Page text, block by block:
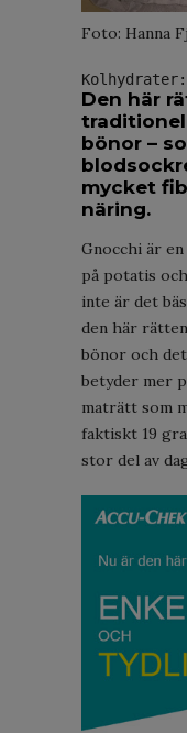
Foto: Hanna
Den här
bönor –
mycket
näring.
Gnocchi är
på potatis
inte är det
den här
bönor och
betyder mer
maträtt som
faktiskt 19
stor del av